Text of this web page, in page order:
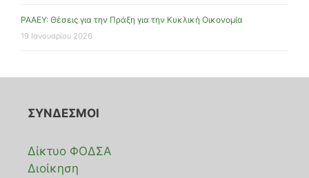
ΡΑΑΕΥ: Θέσεις για την Πράξη για την Κυκλική Οικονομία
19 Ιανουαρίου 2026
ΣΥΝΔΕΣΜΟΙ
Δίκτυο ΦΟΔΣΑ
Διοίκηση